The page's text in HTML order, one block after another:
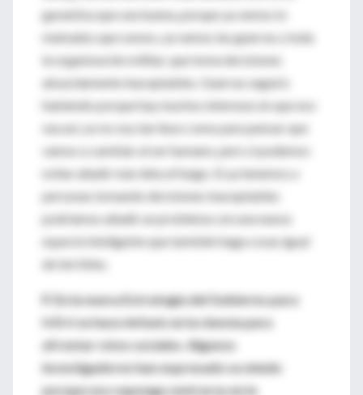
garantiza que sea buena, porque ya vemos lo
malvados que somos, ya vemos las guerras y toda
la organización militar, que toma decisiones
absurdamente inaceptables. Guerras seguirá
habiendo porque hay muchos intereses en que eso
sea así, yo no soy tan iluso como para pensar que
vamos a cambiar al ser humano, pero si podemos
evitar añadir más leña al fuego. Si ya tenemos a
personas tomando decisiones inaceptables
podríamos añadir un problema con una nueva
especie inteligente que también haga cosas igual
de terribles.
P. En la nueva Estrategia del Gobierno para
I+D+i se hace énfasis en la ciencia para
afrontar retos sociales. Algunos
investigadores han expresado su miedo
porque eso suponga centrarse en la